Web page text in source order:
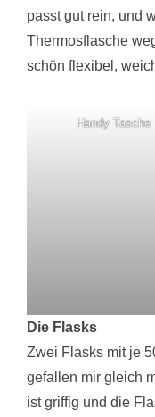
passt gut rein, und
Thermosflasche
schön flexibel,
Handy Tasche
Die Flasks
Zwei Flasks mit je
gefallen mir gleich
ist griffig und die